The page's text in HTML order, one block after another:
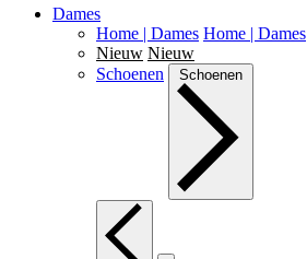
Dames
Home | Dames Home | Dames
Nieuw Nieuw
Schoenen
Schoenen